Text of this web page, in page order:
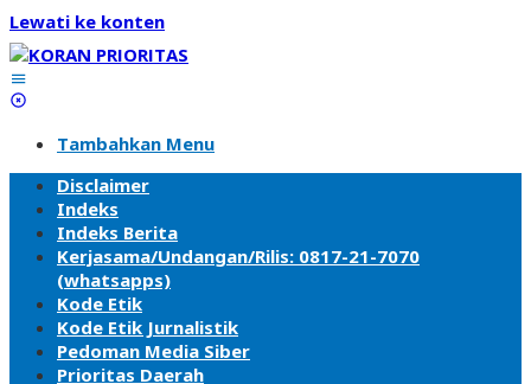
Lewati ke konten
Tambahkan Menu
Disclaimer
Indeks
Indeks Berita
Kerjasama/Undangan/Rilis: 0817-21-7070
(whatsapps)
Kode Etik
Kode Etik Jurnalistik
Pedoman Media Siber
Prioritas Daerah